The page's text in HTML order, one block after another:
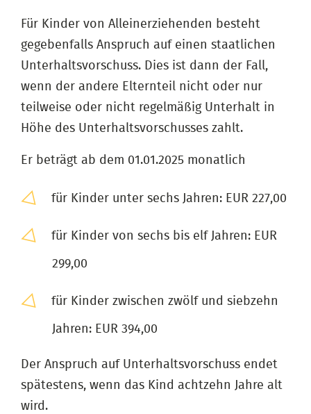
Für Kinder von Alleinerziehenden besteht
gegebenfalls Anspruch auf einen staatlichen
Unterhaltsvorschuss. Dies ist dann der Fall,
wenn der andere Elternteil nicht oder nur
teilweise oder nicht regelmäßig Unterhalt in
Höhe des Unterhaltsvorschusses zahlt.
Er beträgt ab dem 01.01.2025 monatlich
für Kinder unter sechs Jahren: EUR 227,00
für Kinder von sechs bis elf Jahren: EUR
299,00
für Kinder zwischen zwölf und siebzehn
Jahren: EUR 394,00
Der Anspruch auf Unterhaltsvorschuss endet
spätestens, wenn das Kind achtzehn Jahre alt
wird.